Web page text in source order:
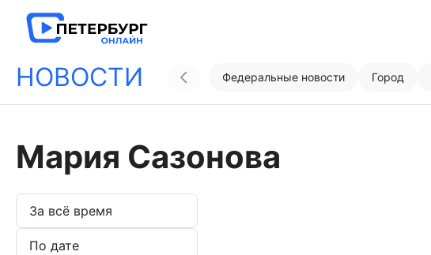
НОВОСТИ Федеральные новости Город
Мария Сазонова